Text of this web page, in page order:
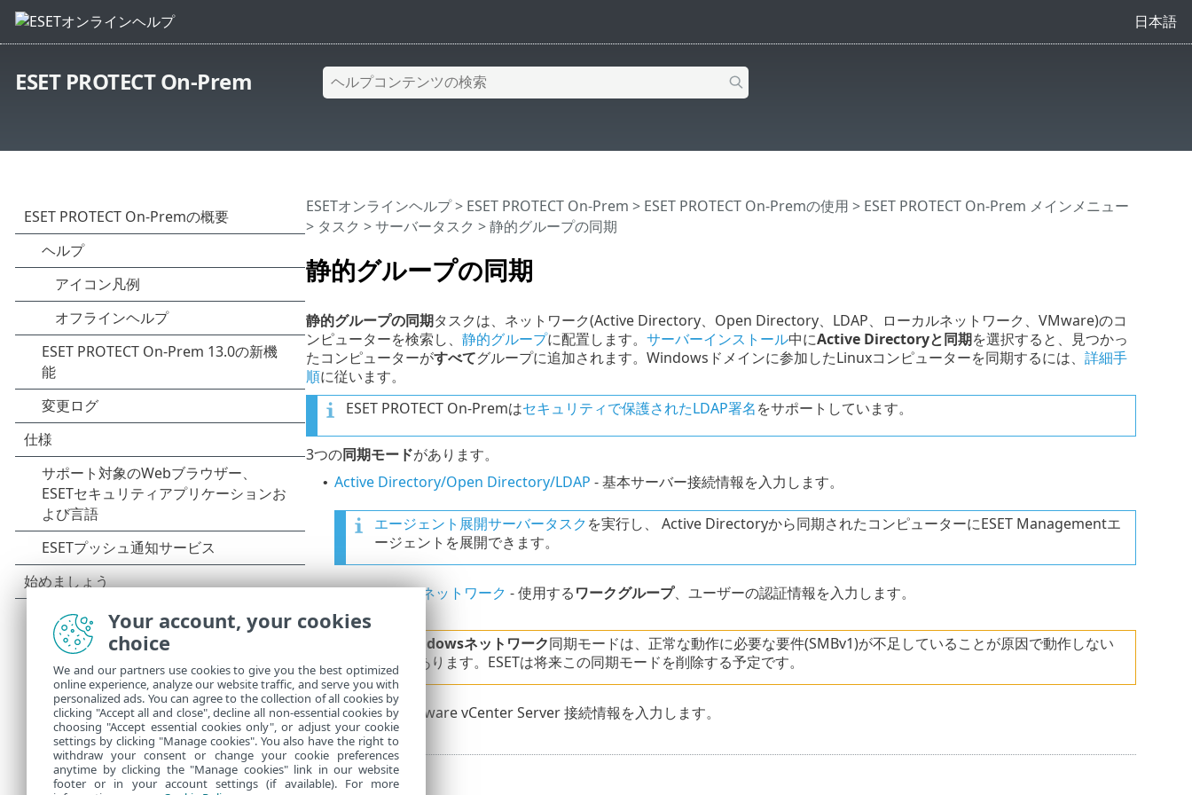
日本語
ESET PROTECT On-Prem
静的グループの同期
ESETオンラインヘルプ> ESET PROTECT On-Prem > ESET PROTECT On-Premの使用 > ESET PROTECT On-Prem メインメニュー
> タスク >サーバータスク > 静的グループの同期
静的グループの同期タスクは、ネットワーク(Active Directory、Open Directory、LDAP、ローカルネットワーク、VMware)のコ
ンピューターを検索し、 静的グループに配置します。 サーバーインストール中にActive Directoryと同期を選択すると、見つかっ
たコンピューターがすべてグループに追加されます。Windowsドメインに参加したLinuxコンピューターを同期するには、 詳細手
順に従います。
ESET PROTECT On-Premはセキュリティで保護されたLDAP署名をサポートしています。
3つの同期モードがあります。
• Active Directory/Open Directory/LDAP - 基本サーバー接続情報を入力します。
エージェント展開サーバータスクを実行し、 Active Directoryから同期されたコンピューターにESET Managementエ
ージェントを展開できます。
MS Windowsネットワーク - 使用するワークグループ、ユーザーの認証情報を入力します。
MS Windowsネットワーク同期モードは、正常な動作に必要な要件(SMBv1)が不足していることが原因で動作しない
場合があります。ESETは将来この同期モードを削除する予定です。
• VMware- VMware vCenter Server 接続情報を入力します。
Your account, your cookies
choice
We and our partners use cookies to give you the best optimized
online experience, analyze our website traffic, and serve you with
personalized ads. You can agree to the collection of all cookies by
clicking "Accept all and close", decline all non-essential cookies by
choosing "Accept essential cookies only", or adjust your cookie
settings by clicking "Manage cookies". You also have the right to
withdraw your consent or change your cookie preferences
anytime by clicking the "Manage cookies" link in our website
footer or in your account settings (if available). For more